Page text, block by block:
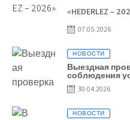
«HEDERLEZ –
07.05.2026
НОВОСТИ
Выездная
соблюдения
Grand Nic Oil
30.04.2026
НОВОСТИ